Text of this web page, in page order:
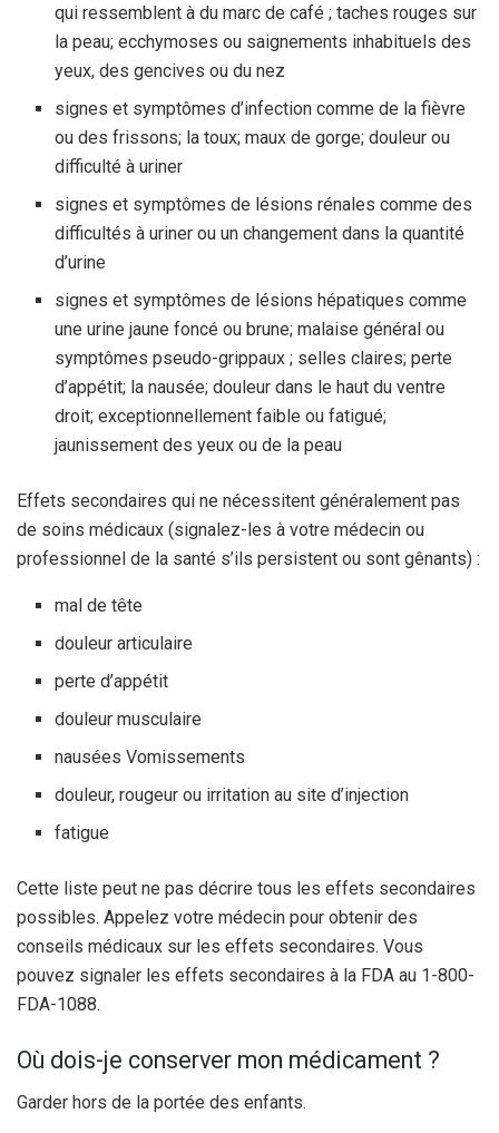
qui ressemblent à du marc de café ; taches rouges sur
la peau; ecchymoses ou saignements inhabituels des
yeux, des gencives ou du nez
signes et symptômes d’infection comme de la fièvre
ou des frissons; la toux; maux de gorge; douleur ou
difficulté à uriner
signes et symptômes de lésions rénales comme des
difficultés à uriner ou un changement dans la quantité
d’urine
signes et symptômes de lésions hépatiques comme
une urine jaune foncé ou brune; malaise général ou
symptômes pseudo-grippaux ; selles claires; perte
d’appétit; la nausée; douleur dans le haut du ventre
droit; exceptionnellement faible ou fatigué;
jaunissement des yeux ou de la peau
Effets secondaires qui ne nécessitent généralement pas
de soins médicaux (signalez-les à votre médecin ou
professionnel de la santé s’ils persistent ou sont gênants) :
mal de tête
douleur articulaire
perte d’appétit
douleur musculaire
nausées Vomissements
douleur, rougeur ou irritation au site d’injection
fatigue
Cette liste peut ne pas décrire tous les effets secondaires
possibles. Appelez votre médecin pour obtenir des
conseils médicaux sur les effets secondaires. Vous
pouvez signaler les effets secondaires à la FDA au 1-800-
FDA-1088.
Où dois-je conserver mon médicament ?
Garder hors de la portée des enfants.